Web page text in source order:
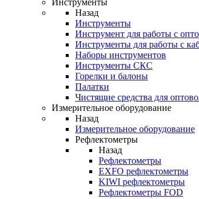
Инструменты
Назад
Инструменты
Инструмент для работы с
Инструменты для работы с
Наборы инструментов
Инструменты СКС
Горелки и балоны
Палатки
Чистящие средства для
Измерительное оборудование
Назад
Измерительное оборудование
Рефлектометры
Назад
Рефлектометры
EXFO рефлектометры
KIWI рефлектометры
Рефлектометры FOD